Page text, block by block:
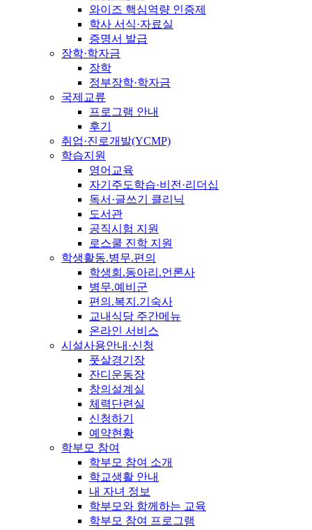
와이즈 핵심역량 인증제
학사 서식·자료실
증명서 발급
장학·학자금
장학
정부장학·학자금
국제교류
프로그램 안내
후기
취업·진로개발(YCMP)
학습지원
영어교육
자기주도학습·비전·리더십
독서·글쓰기 클리닉
도서관
공직시험 지원
로스쿨 진학 지원
학생활동.병무.편의
학생회.동아리.언론사
병무.예비군
편의.복지.기숙사
교내식당 주간메뉴
온라인 서비스
시설사용안내·신청
풋살경기장
잔디운동장
창의설계실
체력단련실
신청하기
예약현황
학부모 참여
학부모 참여 소개
학교생활 안내
내 자녀 정보
학부모와 함께하는 교육
학부모 참여 프로그램